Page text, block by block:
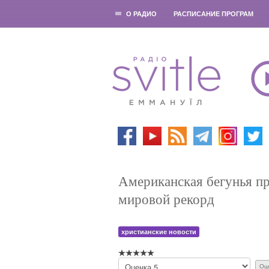
О РАДИО РАСПИСАНИЕ ПРОГРАМ
Американская бегунья
мировой рекорд
христианские новости
П